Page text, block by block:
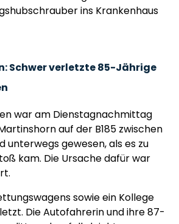
ins Krankenhaus
Schwer verletzte 85-Jährige
war am Dienstagnachmittag
auf der B185 zwischen
unterwegs gewesen, als es zu
kam. Die Ursache dafür war
sowie ein Kollege
Die Autofahrerin und ihre 87-